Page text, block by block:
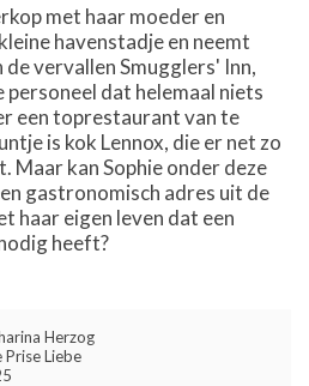
met haar moeder en
havenstadje en neemt
vervallen Smugglers' Inn,
dat helemaal niets
een toprestaurant van te
is kok Lennox, die er net zo
Maar kan Sophie onder deze
gastronomisch adres uit de
haar eigen leven dat een
heeft?
Herzog
Prise Liebe